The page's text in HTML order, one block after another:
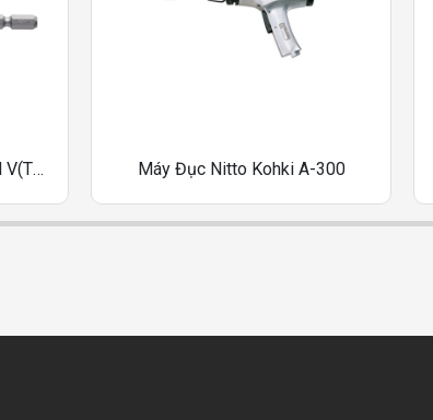
Mũi Vít Đầu Hoa Thị Vessel V(T10 X 110), V(T20 X 110), V(T25 X 65), V(T25 X 110) Máy Đục Nitto Kohki A-300